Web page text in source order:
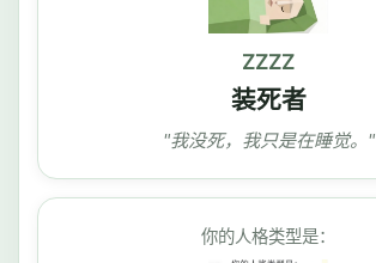
ZZZZ
装死者
"我没死，我只是在睡觉。"
你的人格类型是：